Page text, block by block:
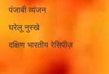
पंजाबी व्यंजन
घरेलू नुस्खे
दक्षिण भारतीय रेसिपीज़